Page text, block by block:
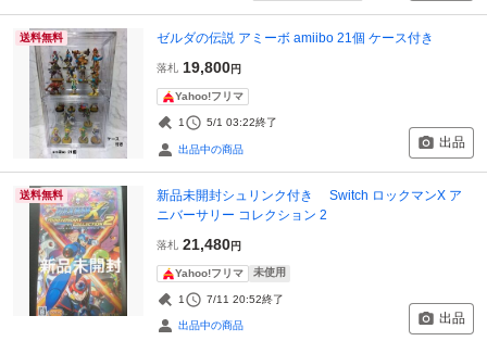
送料無料 ゼルダの伝説 アミーボ amiibo 21個 ケース付き
落札 19,800円
Yahoo!フリマ
1 5/1 03:22終了
出品中の商品 出品
送料無料
新品未開封シュリンク付き Switch ロックマンX ア
ニバーサリー コレクション 2
落札 21,480円
Yahoo!フリマ 未使用
1 7/11 20:52終了
出品中の商品 出品